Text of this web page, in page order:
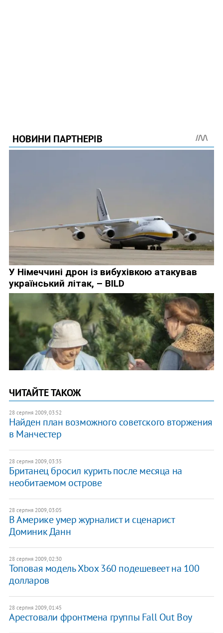
ЧИТАЙТЕ ТАКОЖ
28 серпня 2009, 03:52
Найден план возможного советского вторжения
в Манчестер
28 серпня 2009, 03:35
Британец бросил курить после месяца на
необитаемом острове
28 серпня 2009, 03:05
В Америке умер журналист и сценарист
Доминик Данн
28 серпня 2009, 02:30
Топовая модель Xbox 360 подешевеет на 100
долларов
28 серпня 2009, 01:45
Арестовали фронтмена группы Fall Out Boy